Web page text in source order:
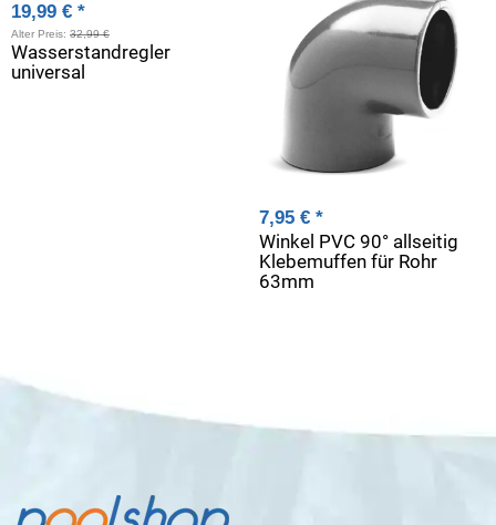
Wasserstandregler
universal
19,99 € *
Alter Preis: 32,99 €
Winkel PVC 90° allseitig
Klebemuffen für Rohr
63mm
7,95 € *